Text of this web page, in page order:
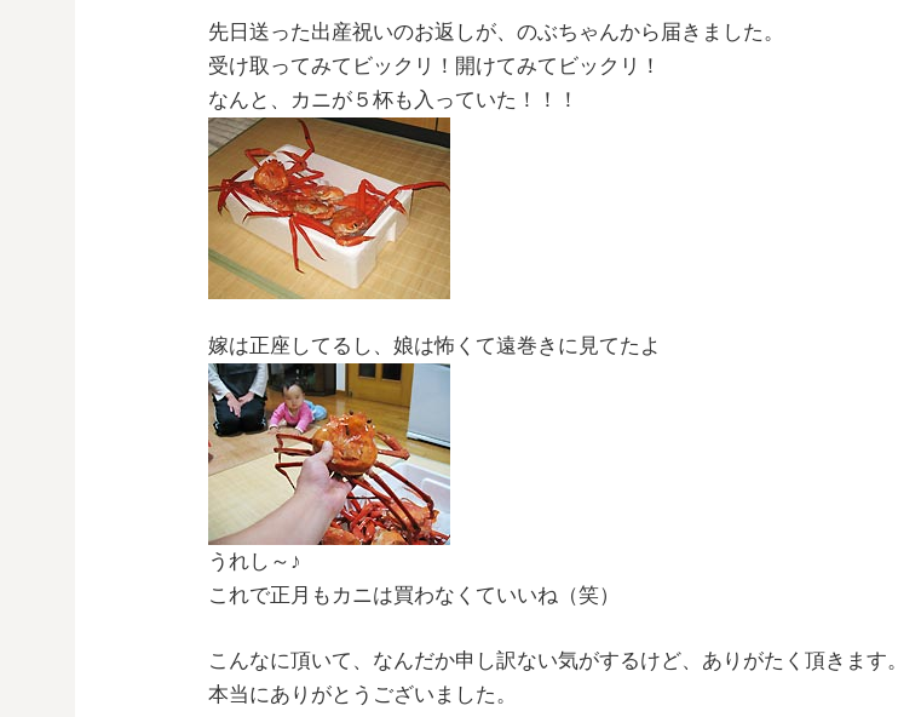
先日送った出産祝いのお返しが、のぶちゃんから届きました。
受け取ってみてビックリ！開けてみてビックリ！
なんと、カニが５杯も入っていた！！！
嫁は正座してるし、娘は怖くて遠巻きに見てたよ
うれし～♪
これで正月もカニは買わなくていいね（笑）
こんなに頂いて、なんだか申し訳ない気がするけど、ありがたく頂きます。
本当にありがとうございました。